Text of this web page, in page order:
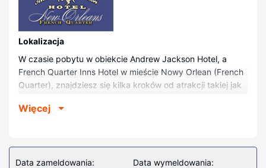
Lokalizacja
W czasie pobytu w obiekcie Andrew Jackson Hotel, a
French Quarter Inns Hotel w mieście Nowy Orlean (French
Quarter), znajdziesz się kilka kroków od atrakcji takiej jak
French Market. Hotel (historyczny) znajduje się 0,5 km od
Więcej
Data zameldowania: Data wymeldowania: